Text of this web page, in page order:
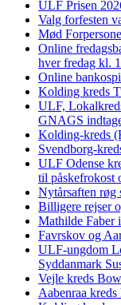
ULF Prisen
Valg forfesten
Mød
Online
hver fredag kl.
Online
Kolding kreds
ULF,
GNAGS
Kolding-kreds
Svendborg-
ULF Odense
til påskefrokost
Nytårsaften røg
Billigere rejser
Mathilde Faber
Favrskov og
ULF-ungdom
Syddanmark
Vejle kreds
Aabenraa kreds